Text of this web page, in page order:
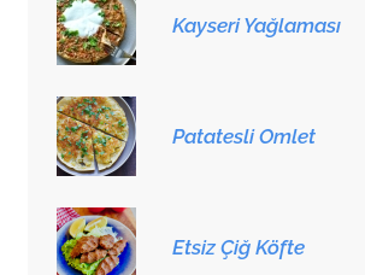
Kayseri Yağlaması
Patatesli Omlet
Etsiz Çiğ Köfte